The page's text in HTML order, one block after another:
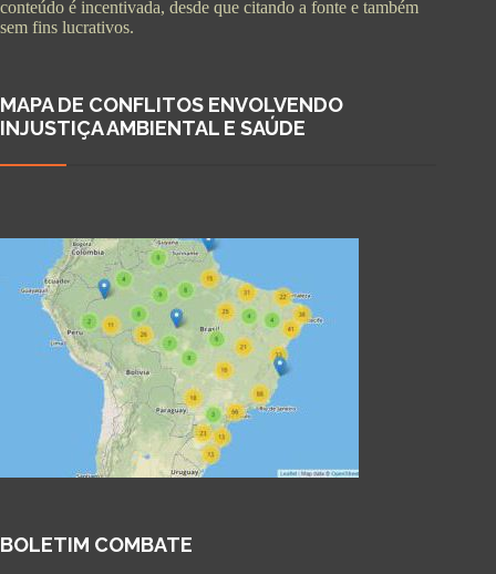
conteúdo é incentivada, desde que citando a fonte e também
sem fins lucrativos.
MAPA DE CONFLITOS ENVOLVENDO
INJUSTIÇA AMBIENTAL E SAÚDE
BOLETIM COMBATE